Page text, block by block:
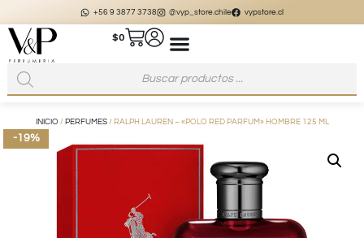
+56 9 3877 3738 @vyp_store.chile vypstore.cl
$0
INICIO / PERFUMES/ RALPH LAUREN – «POLO RED PARFUM» HOMBRE 125 ML
-19%